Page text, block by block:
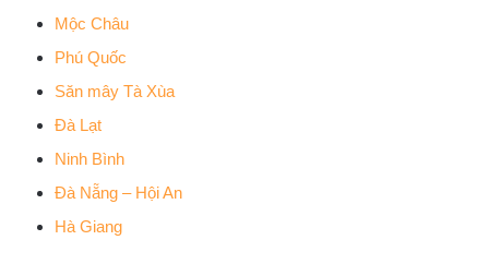
Mộc Châu
Phú Quốc
Săn mây Tà Xùa
Đà Lạt
Ninh Bình
Đà Nẵng – Hội An
Hà Giang